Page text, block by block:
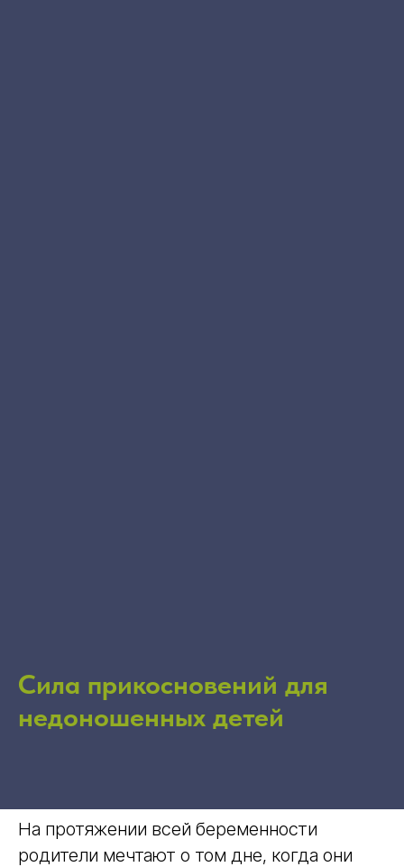
Сила прикосновений для
недоношенных детей
На протяжении всей беременности
родители мечтают о том дне, когда они